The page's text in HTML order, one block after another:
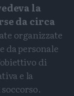
la
da circa
organizzate
da personale
di
e la